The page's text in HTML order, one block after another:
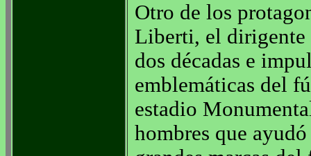
Otro de los
Liberti, el dirigente
dos décadas e
emblemáticas del
estadio
hombres que